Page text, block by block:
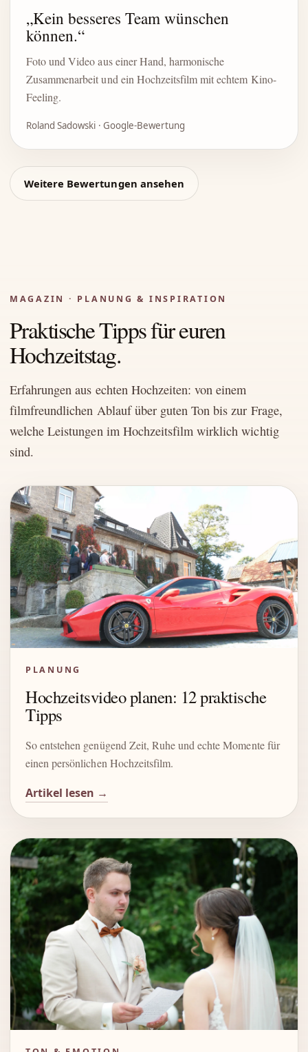
„Kein besseres Team wünschen
können.“
Foto und Video aus einer Hand, harmonische
Zusammenarbeit und ein Hochzeitsfilm mit echtem Kino-
Feeling.
Roland Sadowski · Google-Bewertung
Weitere Bewertungen ansehen
MAGAZIN · PLANUNG & INSPIRATION
Praktische Tipps für euren
Hochzeitstag.
Erfahrungen aus echten Hochzeiten: von einem
filmfreundlichen Ablauf über guten Ton bis zur Frage,
welche Leistungen im Hochzeitsfilm wirklich wichtig
sind.
PLANUNG
Hochzeitsvideo planen: 12 praktische
Tipps
So entstehen genügend Zeit, Ruhe und echte Momente für
einen persönlichen Hochzeitsfilm.
Artikel lesen →